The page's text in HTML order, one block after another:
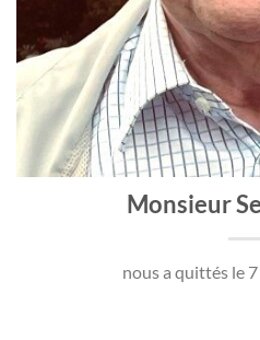
Monsieur
nous a quittés le